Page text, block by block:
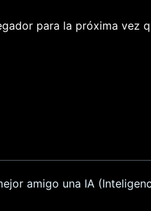
para la próxima vez
amigo una IA